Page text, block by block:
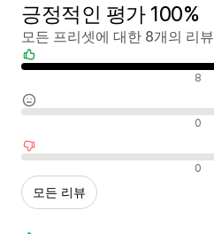
긍정적인 평가 100%
모든 프리셋에 대한 8개의 리뷰
긍정적인 리뷰 8
중립적인 리뷰 0
부정적인 리뷰 0
모든 리뷰